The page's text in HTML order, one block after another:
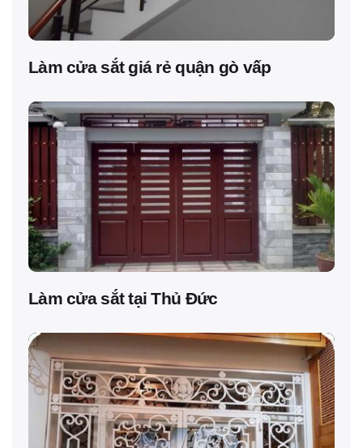
Làm cửa sắt giá rẻ quận gò vấp
Làm cửa sắt tại Thủ Đức